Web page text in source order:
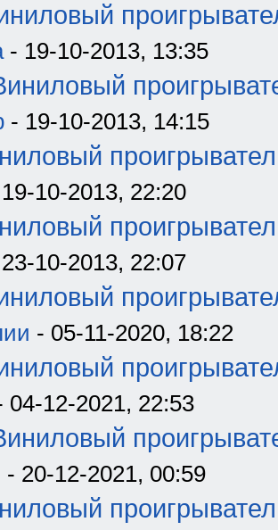
- 19-10-2013, 13:35
- 19-10-2013, 14:15
10-2013, 22:20
10-2013, 22:07
- 05-11-2020, 18:22
04-12-2021, 22:53
- 20-12-2021, 00:59